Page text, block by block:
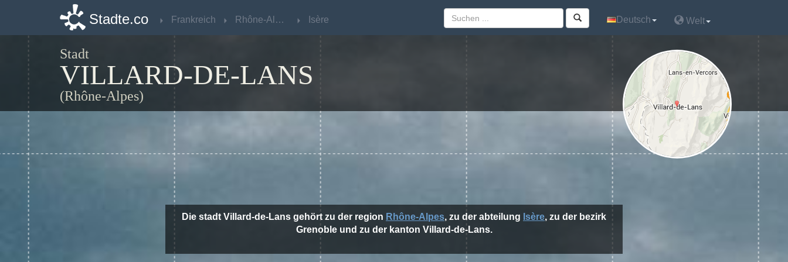
Stadte.co Frankreich Rhône-Alpes Isère Deutsch Welt
Stadt
VILLARD-DE-LANS
(Rhône-Alpes)
Die stadt Villard-de-Lans gehört zu der region Rhône-Alpes, zu der abteilung Isère, zu der bezirk
Grenoble und zu der kanton Villard-de-Lans.
Stadte.co Frankreich Rhône-Alpes Isère Deutsch Welt